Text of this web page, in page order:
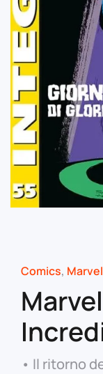
Comics, Marvel
• Il ritorno